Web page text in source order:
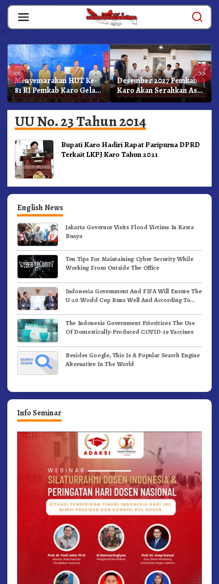
Skip
content
« »
Menyemarakan HUT Ke-
81 RI Pemkab Karo Gelar
Pertandingan Olahraga
Desember 2027 Pemkab
Karo Akan Serahkan Aset
RSUD Kabanjahe Ke
Moderamen GBKP
UU No. 23 Tahun 2014
Bupati Karo Hadiri Rapat Paripurna DPRD
Terkait LKPJ Karo Tahun 2021
English News
Jakarta Governor Visits Flood Victims In Rawa
Buaya
Ten Tips For Maintaining Cyber Security While
Working From Outside The Office
Indonesia Government And FIFA Will Ensure The
U-20 World Cup Runs Well And According To
The Indonesia Government Prioritizes The Use
Of Domestically-Produced COVID-19 Vaccines
Besides Google, This Is A Popular Search Engine
Alternative In The World
Info Seminar